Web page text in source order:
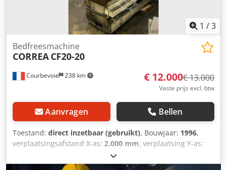
Handmatige draaitafel
1 /3
Courbevoie 238 km
Bedfreesmachine
CORREA CF20-20
€ 12.000€ 13.000
Vaste prijs excl. btw
Aanvragen Bellen
Toestand: direct inzetbaar (gebruikt), Bouwjaar: 1996,
verplaatsingsafstand X-as: 2.000 mm, verplaatsing Y-as:
, verplaatsingsafstand Z-as:
(max.):2.500 rpm, Heidenhain TNC 407 besturing Tafel: